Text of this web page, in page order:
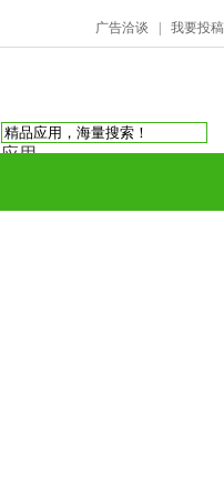
广告洽谈 我要投稿
应用